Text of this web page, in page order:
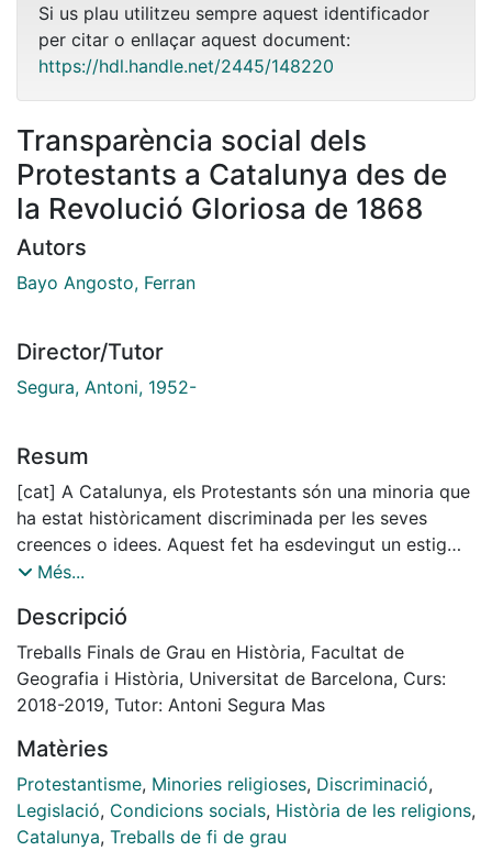
Si us plau utilitzeu sempre aquest identificador
per citar o enllaçar aquest document:
https://hdl.handle.net/2445/148220
Transparència social dels
Protestants a Catalunya des de
la Revolució Gloriosa de 1868
Autors
Bayo Angosto, Ferran
Director/Tutor
Segura, Antoni, 1952-
Resum
[cat] A Catalunya, els Protestants són una minoria que
ha estat històricament discriminada per les seves
creences o idees. Aquest fet ha esdevingut un estigma
per a ells fins la mort del dictador Franco.
amb quines dificultats s’han hagut d’enfrontar al llarg
de les diferents etapes de la història recent al nostre
país i, paral·lelament, el desenvolupament i trajectòria
dels Protestants des de la Revolució Gloriosa de 1868,
de 1936 i la democràcia que arriba als nostres dies.
Analitzarem aquesta evolució emmarcada en els
aspectes legals de l’Estat Espanyol, amb el suport
indispensable de l’Església Catòlica. Intentarem
Més...
Descripció
Treballs Finals de Grau en Història, Facultat de
Geografia i Història, Universitat de Barcelona, Curs:
2018-2019, Tutor: Antoni Segura Mas
Matèries
Protestantisme, Minories religioses, Discriminació,
Legislació, Condicions socials, Història de les religions,
Catalunya, Treballs de fi de grau